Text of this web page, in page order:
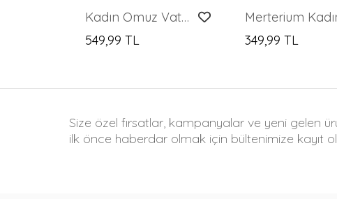
Kadın Omuz Vatkalı Kruvaze Yaka Bluz 942 - Beyaz
549,99 TL
349,99 TL
Size özel fırsatlar, kampanyalar ve yeni gelen
ilk önce haberdar olmak için bültenimize kayıt